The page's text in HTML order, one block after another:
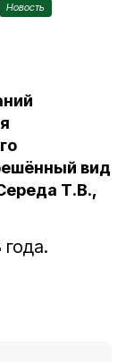
Новость
вид
Т.В.,